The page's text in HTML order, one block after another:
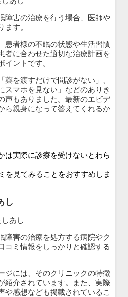
障害の治療を行う場合、医師や
ます。
患者様の不眠の状態や生活習慣
者に合わせた適切な治療計画を
イントです。
薬を渡すだけで問診がない」、
スマホを見ない」などのありき
声もありました。最新のエビデ
ら親身になって答えてくれるか
は実際に診療を受けないとわら
を見てみることをおすすめしま
し
障害の治療を処方する病院やク
コミ情報をしっかりと確認する
ジには、そのクリニックの特徴
紹介されています。また、 実際
や感想なども掲載されているこ